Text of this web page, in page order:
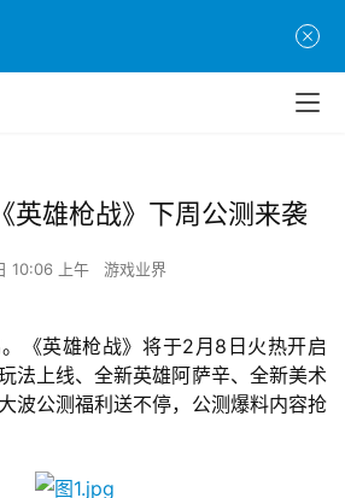
英雄枪战》下周公测来袭
10:06 上午 游戏业界
《英雄枪战》将于2月8日火热开启
法上线、全新英雄阿萨辛、全新美术
波公测福利送不停，公测爆料内容抢